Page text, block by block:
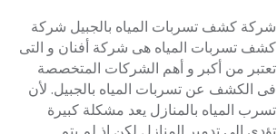
شركة كشف تسربات المياه بالجبيل شركة
كشف تسربات المياه هى شركة أفنان و التى
تعتبر من أكبر و أهم الشركات المتخصصة
فى الكشف عن تسربات المياه بالجبيل. لأن
تسرب المياه بالمنازل يعد مشكلة كبيرة